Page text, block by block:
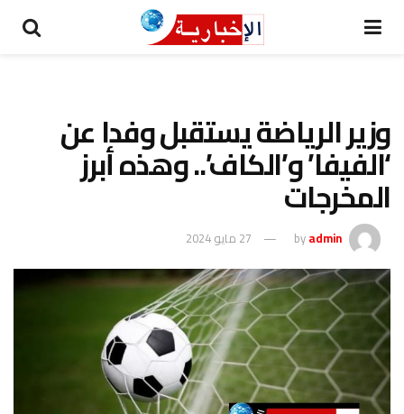
وزير الرياضة يستقبل وفدا عن
‘الفيفا’ و’الكاف’.. وهذه أبرز
المخرجات
byadmin 27 مايو 2024